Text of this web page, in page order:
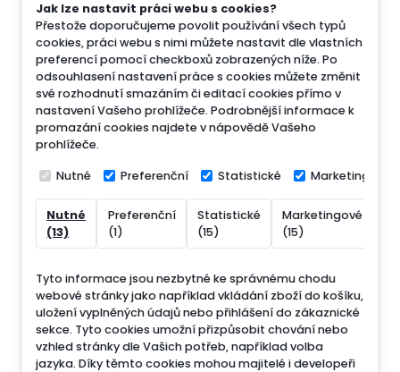
Jak lze nastavit práci webu s cookies?
Přestože doporučujeme povolit používání všech typů
cookies, práci webu s nimi můžete nastavit dle vlastních
preferencí pomocí checkboxů zobrazených níže. Po
odsouhlasení nastavení práce s cookies můžete změnit
své rozhodnutí smazáním či editací cookies přímo v
nastavení Vašeho prohlížeče. Podrobnější informace k
promazání cookies najdete v nápovědě Vašeho
prohlížeče.
Nutné Preferenční Statistické Marketingové
Nutné
(13)
Preferenční
(1)
Statistické
(15)
Marketingové
(15)
Tyto informace jsou nezbytné ke správnému chodu
webové stránky jako například vkládání zboží do košíku,
uložení vyplněných údajů nebo přihlášení do zákaznické
sekce. Tyto cookies umožní přizpůsobit chování nebo
vzhled stránky dle Vašich potřeb, například volba
jazyka. Díky těmto cookies mohou majitelé i developeři